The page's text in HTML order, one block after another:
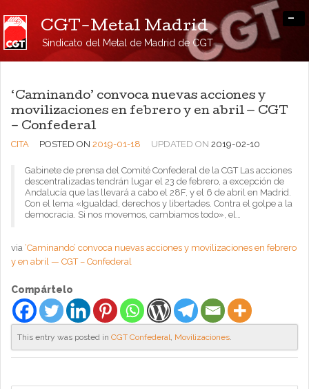
CGT-Metal Madrid
Sindicato del Metal de Madrid de CGT
-
‘Caminando’ convoca nuevas acciones y
movilizaciones en febrero y en abril — CGT
– Confederal
CITA POSTED ON 2019-01-18 UPDATED ON 2019-02-10
Gabinete de prensa del Comité Confederal de la CGT Las acciones
descentralizadas tendrán lugar el 23 de febrero, a excepción de
Andalucía que las llevará a cabo el 28F, y el 6 de abril en Madrid.
Con el lema «Igualdad, derechos y libertades. Contra el golpe a la
democracia. Si nos movemos, cambiamos todo», el…
via ‘Caminando’ convoca nuevas acciones y movilizaciones en febrero
y en abril — CGT – Confederal
Compártelo
This entry was posted in CGT Confederal, Movilizaciones.